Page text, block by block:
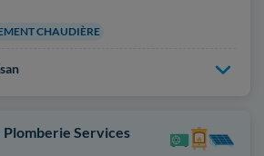
CHAUDIÈRE
Services